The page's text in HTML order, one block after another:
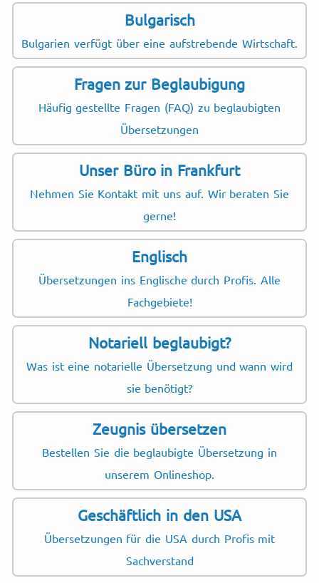
Bulgarisch
Bulgarien verfügt über eine aufstrebende Wirtschaft.
Fragen zur Beglaubigung
Häufig gestellte Fragen (FAQ) zu beglaubigten
Übersetzungen
Unser Büro in Frankfurt
Nehmen Sie Kontakt mit uns auf. Wir beraten Sie
gerne!
Englisch
Übersetzungen ins Englische durch Profis. Alle
Fachgebiete!
Notariell beglaubigt?
Was ist eine notarielle Übersetzung und wann wird
sie benötigt?
Zeugnis übersetzen
Bestellen Sie die beglaubigte Übersetzung in
unserem Onlineshop.
Geschäftlich in den USA
Übersetzungen für die USA durch Profis mit
Sachverstand